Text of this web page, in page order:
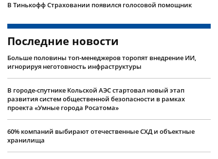
В Тинькофф Страховании появился голосовой помощник
Последние новости
Больше половины топ-менеджеров торопят внедрение ИИ,
игнорируя неготовность инфраструктуры
В городе-спутнике Кольской АЭС стартовал новый этап
развития систем общественной безопасности в рамках
проекта «Умные города Росатома»
60% компаний выбирают отечественные СХД и объектные
хранилища